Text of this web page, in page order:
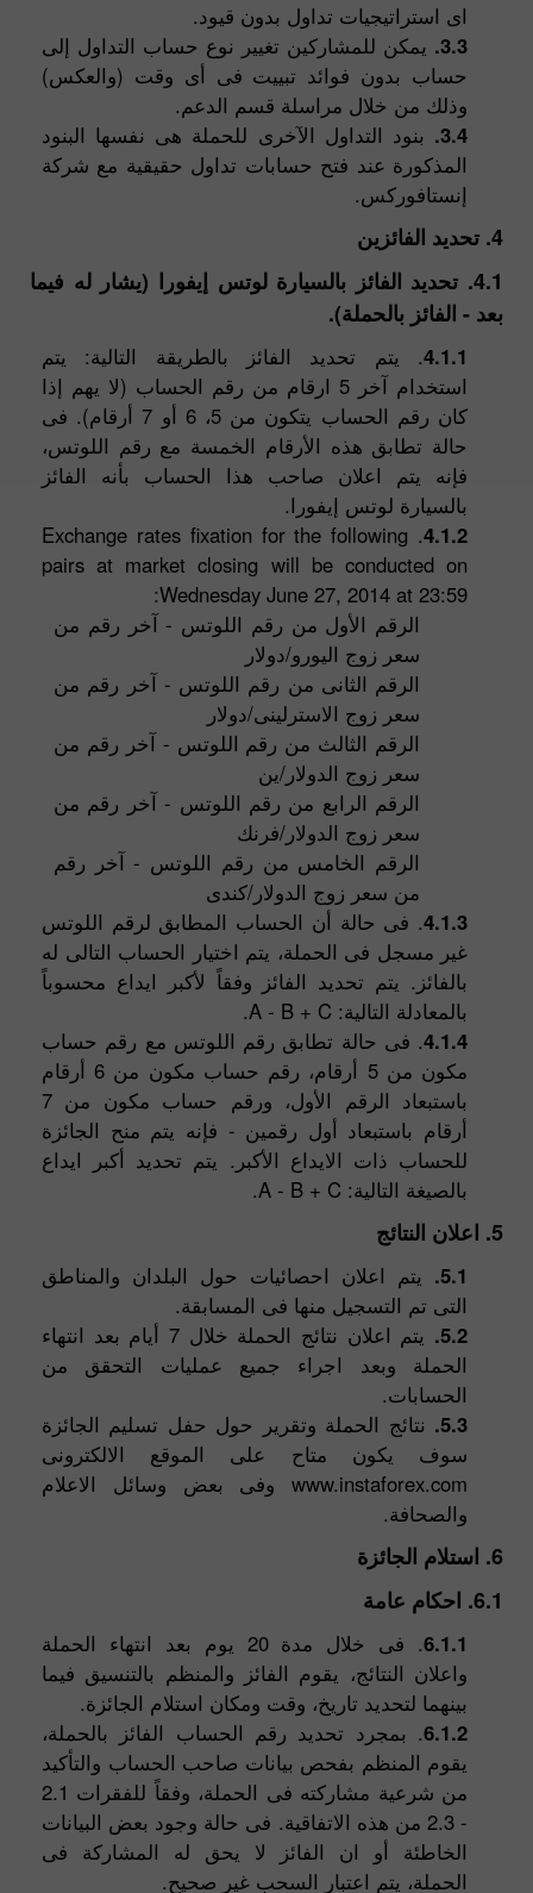
اى استراتيجيات تداول بدون قيود.
3.3. يمكن للمشاركين تغيير نوع حساب التداول إلى
حساب بدون فوائد تبييت فى أى وقت (والعكس)
وذلك من خلال مراسلة قسم الدعم.
3.4.
بنود التداول الآخرى للحملة هى نفسها البنود
المذكورة عند فتح حسابات تداول حقيقية مع شركة
إنستافوركس.
4. تحديد الفائزين
4.1. تحديد الفائز بالسيارة لوتس إيفورا (يشار له فيما
بعد - الفائز بالحملة).
4.1.1. يتم تحديد الفائز بالطريقة التالية: يتم
استخدام آخر 5 ارقام من رقم الحساب (لا يهم إذا
كان رقم الحساب يتكون من 5، 6 أو 7 أرقام). فى
حالة تطابق هذه الأرقام الخمسة مع رقم اللوتس،
فإنه يتم اعلان صاحب هذا الحساب بأنه الفائز
بالسيارة لوتس إيفورا.
4.1.2
. Exchange rates fixation for the following
pairs at market closing will be conducted on
Wednesday June 27, 2014 at 23:59:
الرقم الأول من رقم اللوتس - آخر رقم من
سعر زوج اليورو/دولار
الرقم الثانى من رقم اللوتس - آخر رقم من
سعر زوج الاسترلينى/دولار
الرقم الثالث من رقم اللوتس - آخر رقم من
سعر زوج الدولار/ين
الرقم الرابع من رقم اللوتس - آخر رقم من
سعر زوج الدولار/فرنك
الرقم الخامس من رقم اللوتس - آخر رقم
من سعر زوج الدولار/كندى
4.1.3. فى حالة أن الحساب المطابق لرقم اللوتس
غير مسجل فى الحملة، يتم اختيار الحساب التالى له
بالفائز. يتم تحديد الفائز وفقاً لأكبر ايداع محسوباً
بالمعادلة التالية: A - B + C.
4.1.4. فى حالة تطابق رقم اللوتس مع رقم حساب
مكون من 5 أرقام، رقم حساب مكون من 6 أرقام
باستبعاد الرقم الأول، ورقم حساب مكون من 7
أرقام باستبعاد أول رقمين - فإنه يتم منح الجائزة
للحساب ذات الايداع الأكبر. يتم تحديد أكبر ايداع
بالصيغة التالية: A - B + C.
5. اعلان النتائج
5.1.
يتم اعلان احصائيات حول البلدان والمناطق
التى تم التسجيل منها فى المسابقة.
5.2.
يتم اعلان نتائج الحملة خلال 7 أيام بعد انتهاء
الحملة وبعد اجراء جميع عمليات التحقق من
الحسابات.
5.3. نتائج الحملة وتقرير حول حفل تسليم الجائزة
سوف يكون متاح على الموقع الالكترونى
www.instaforex.com وفى بعض وسائل الاعلام
والصحافة.
6. استلام الجائزة
6.1. احكام عامة
6.1.1
. فى خلال مدة 20 يوم بعد انتهاء الحملة
واعلان النتائج، يقوم الفائز والمنظم بالتنسيق فيما
بينهما لتحديد تاريخ، وقت ومكان استلام الجائزة.
6.1.2. بمجرد تحديد رقم الحساب الفائز بالحملة،
يقوم المنظم بفحص بيانات صاحب الحساب والتأكيد
من شرعية مشاركته فى الحملة، وفقاً للفقرات 2.1
- 2.3 من هذه الاتفاقية. فى حالة وجود بعض البيانات
الخاطئة أو ان الفائز لا يحق له المشاركة فى
الحملة، يتم اعتبار السحب غير صحيح.